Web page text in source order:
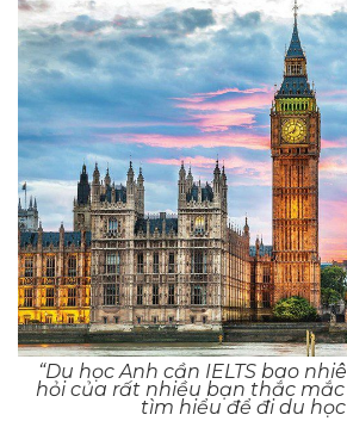
“Du học Anh cần IELTS bao
hỏi của rất nhiều bạn thắc
tìm hiểu để đi du